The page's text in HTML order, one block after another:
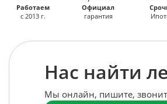
Работаем
с 2013 г.
Официал
гарантия
Нас найти
Мы онлайн, пишите,